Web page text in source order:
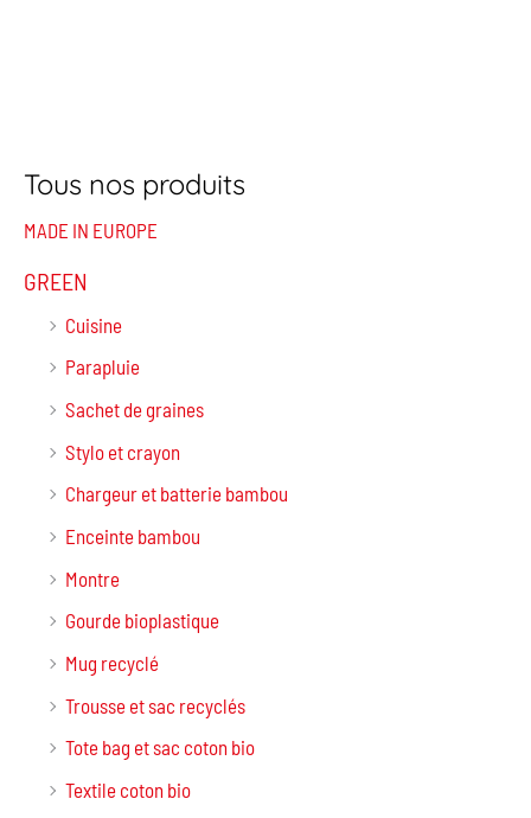
Tous nos produits
MADE IN EUROPE
GREEN
Cuisine
Parapluie
Sachet de graines
Stylo et crayon
Chargeur et batterie bambou
Enceinte bambou
Montre
Gourde bioplastique
Mug recyclé
Trousse et sac recyclés
Tote bag et sac coton bio
Textile coton bio